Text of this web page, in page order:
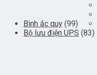
Bình ắc quy (99)
Bộ lưu điện UPS (83)